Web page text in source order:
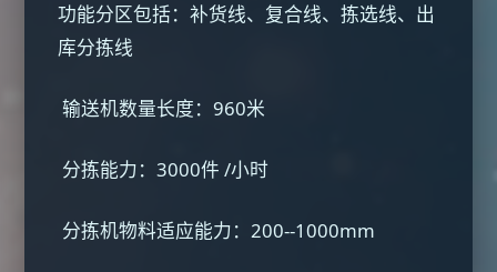
功能分区包括：补货线、复合线、拣选线、出
库分拣线
输送机数量长度：960米
分拣能力：3000件 /小时
分拣机物料适应能力：200--1000mm